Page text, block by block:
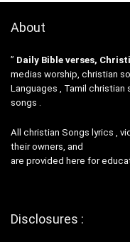
About
” Daily Bible verses,
medias worship, christian
Languages , Tamil christian
songs .
All christian Songs lyrics ,
their owners, and
are provided here for
Disclosures :